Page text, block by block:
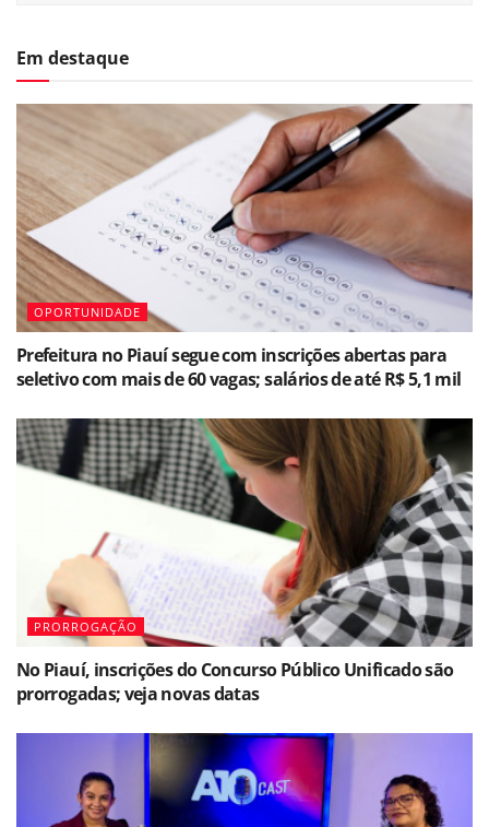
Em destaque
OPORTUNIDADE
Prefeitura no Piauí segue com inscrições abertas para
seletivo com mais de 60 vagas; salários de até R$ 5,1 mil
PRORROGAÇÃO
No Piauí, inscrições do Concurso Público Unificado são
prorrogadas; veja novas datas